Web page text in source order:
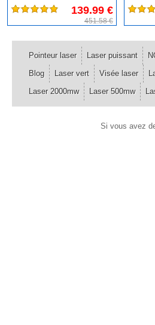
139.99 €
451.58 €
Pointeur laser Laser puissant
Blog
Laser vert Visée laser
Laser 2000mw
Laser 500mw
Si vous avez